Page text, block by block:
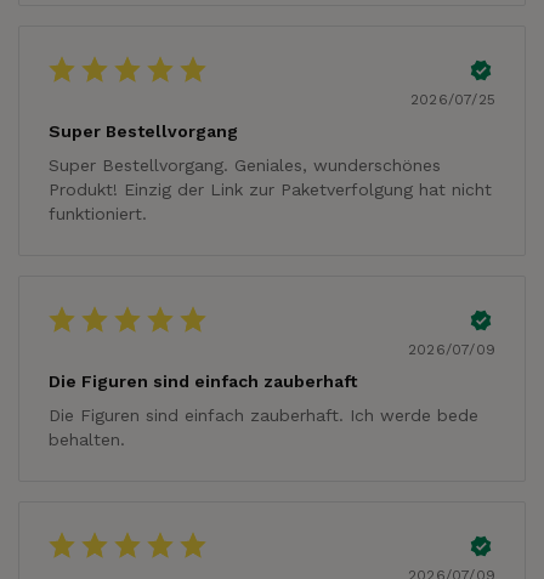
2026/07/25
Super Bestellvorgang
Super Bestellvorgang. Geniales, wunderschönes
Produkt! Einzig der Link zur Paketverfolgung hat nicht
funktioniert.
2026/07/09
Die Figuren sind einfach zauberhaft
Die Figuren sind einfach zauberhaft. Ich werde bede
behalten.
2026/07/09